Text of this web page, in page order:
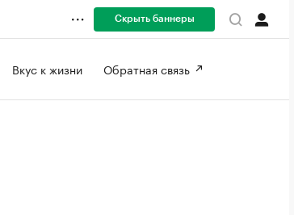
Скрыть баннеры
Вкус к жизни Обратная связь